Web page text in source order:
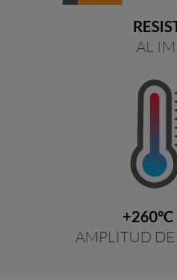
AL
AMPLITUD